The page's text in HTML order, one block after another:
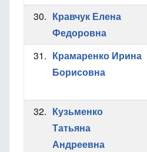
30. Кравчук Елена
Федоровна
31. Крамаренко Ирина
Борисовна
32. Кузьменко
Татьяна
Андреевна